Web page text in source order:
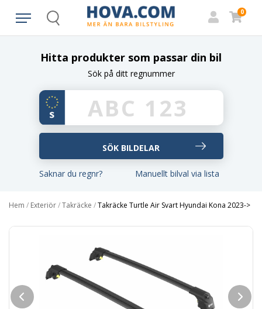
Search
0
Hitta produkter som passar din bil
Sök på ditt regnummer
Saknar du regnr? Manuellt bilval via lista
Hem / Exteriör/Takräcke /Takräcke Turtle Air Svart Hyundai Kona 2023->